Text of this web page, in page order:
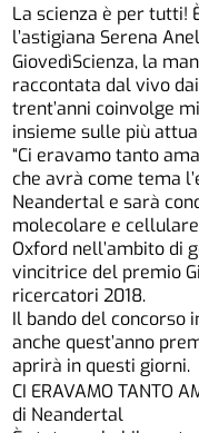
La scienza è per tutti!
l’astigiana Serena
GiovedìScienza, la
raccontata dal vivo
trent’anni coinvolge
insieme sulle più
“Ci eravamo tanto
che avrà come tema
Neandertal e sarà
molecolare e
Oxford nell’ambito di
vincitrice del premio
ricercatori 2018.
Il bando del concorso
anche quest’anno
aprirà in questi giorni.
CI ERAVAMO TANTO
di Neandertal